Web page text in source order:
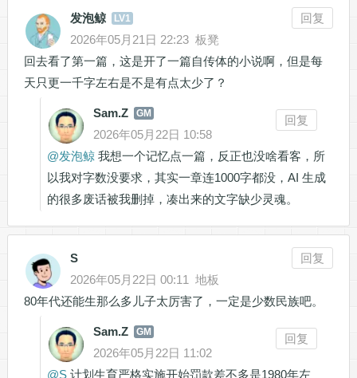
发泡鲸 LV1
回复
2026年05月21日 22:23 板凳
回去看了第一篇，这是开了一篇自传体的小说啊，但是每
天只更一千字左右是不是有点太少了？
Sam.Z GM
回复
2026年05月22日 10:58
@发泡鲸我想一个记忆点一篇，反正也没啥看客，所
以我对字数没要求，其实一章连1000字都没，AI 生成
的很多废话被我删掉，凑出来的文字缺少灵魂。
S
回复
2026年05月22日 00:11 地板
80年代还能生那么多儿子太厉害了，一定是少数民族吧。
Sam.Z GM
回复
2026年05月22日 11:02
@S计划生育严格实施开始罚款差不多是1980年左